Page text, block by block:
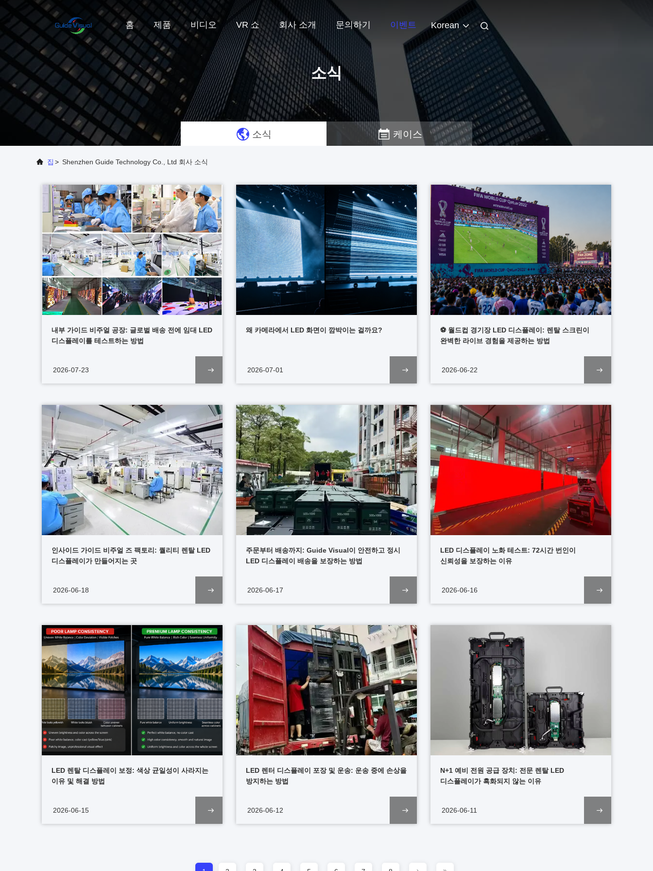
홈 제품 비디오 VR 쇼 회사 소개 문의하기 이벤트 Korean
소식
소식 케이스
집 > Shenzhen Guide Technology Co., Ltd 회사 소식
내부 가이드 비주얼 공장: 글로벌 배송 전에 임대 LED
디스플레이를 테스트하는 방법
2026-07-23
왜 카메라에서 LED 화면이 깜박이는 걸까요?
2026-07-01
⚽ 월드컵 경기장 LED 디스플레이: 렌탈 스크린이
완벽한 라이브 경험을 제공하는 방법
2026-06-22
인사이드 가이드 비주얼 즈 팩토리: 퀄리티 렌탈 LED
디스플레이가 만들어지는 곳
2026-06-18
주문부터 배송까지: Guide Visual이 안전하고 정시
LED 디스플레이 배송을 보장하는 방법
2026-06-17
LED 디스플레이 노화 테스트: 72시간 번인이
신뢰성을 보장하는 이유
2026-06-16
LED 렌탈 디스플레이 보정: 색상 균일성이 사라지는
이유 및 해결 방법
2026-06-15
LED 렌터 디스플레이 포장 및 운송: 운송 중에 손상을
방지하는 방법
2026-06-12
N+1 예비 전원 공급 장치: 전문 렌탈 LED
디스플레이가 흑화되지 않는 이유
2026-06-11